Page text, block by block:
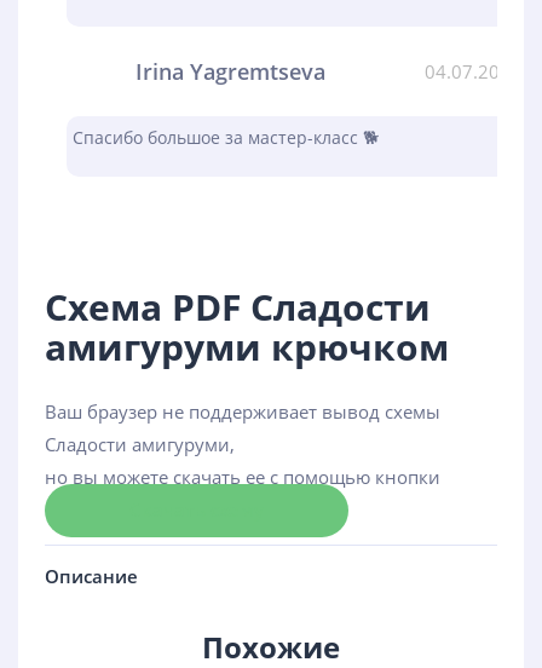
Irina Yagremtseva 04.07.2023
Спасибо большое за мастер-класс 🐕
Схема PDF Сладости
амигуруми крючком
Ваш браузер не поддерживает вывод схемы
Сладости амигуруми,
но вы можете скачать ее с помощью кнопки
Описание
Похожие